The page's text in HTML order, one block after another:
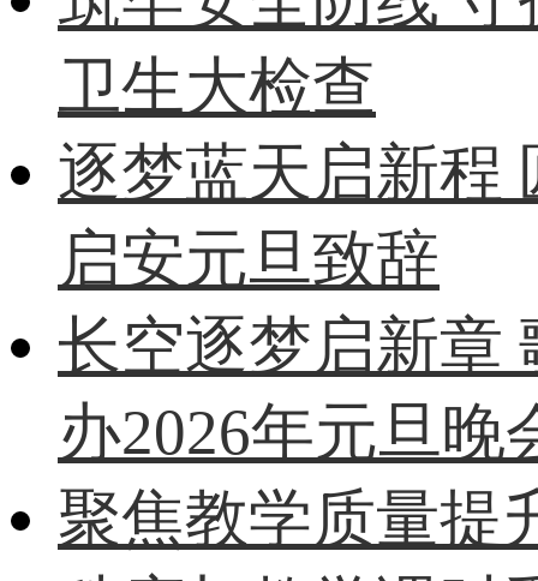
卫生大检查
逐梦蓝天启新
启安元旦致辞
长空逐梦启新
办2026年元旦晚
聚焦教学质量